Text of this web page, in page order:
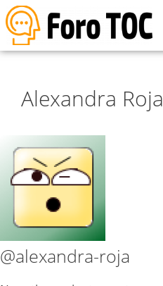
Alexandra Roja
@alexandra-roja